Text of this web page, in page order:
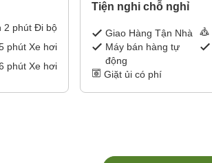
2 phút Đi bộ
phút Xe hơi
phút Xe hơi
Tiện nghi chỗ nghỉ
Giao Hàng Tận Nhà
Máy bán hàng tự
động
Giặt ủi có phí